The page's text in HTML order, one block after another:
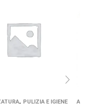
, PULIZIA E IGIENE